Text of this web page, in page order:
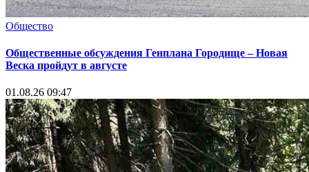
Общество
Общественные обсуждения Генплана Городище – Новая
Веска пройдут в августе
01.08.26 09:47